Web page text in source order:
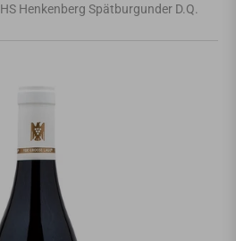
Henkenberg Spätburgunder D.Q.